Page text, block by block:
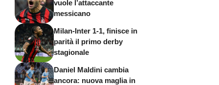
vuole l’attaccante
messicano
Milan-Inter 1-1, finisce in
parità il primo derby
stagionale
Daniel Maldini cambia
ancora: nuova maglia in